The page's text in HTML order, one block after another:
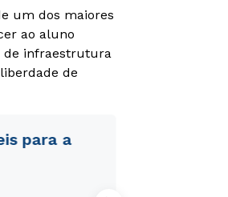
um dos maiores
ao aluno
de infraestrutura
de
para a